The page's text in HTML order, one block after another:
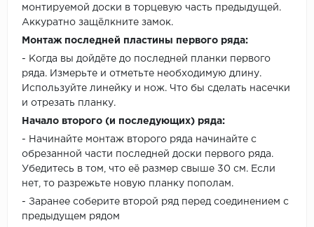
монтируемой доски в торцевую часть предыдущей.
Аккуратно защёлкните замок.
Монтаж последней пластины первого ряда:
- Когда вы дойдёте до последней планки первого
ряда. Измерьте и отметьте необходимую длину.
Используйте линейку и нож. Что бы сделать насечки
и отрезать планку.
Начало второго (и последующих) ряда:
- Начинайте монтаж второго ряда начинайте с
обрезанной части последней доски первого ряда.
Убедитесь в том, что её размер свыше 30 см. Если
нет, то разрежьте новую планку пополам.
- Заранее соберите второй ряд перед соединением с
предыдущем рядом